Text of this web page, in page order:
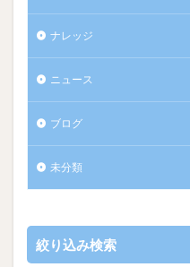
ナレッジ
ニュース
ブログ
未分類
絞り込み検索